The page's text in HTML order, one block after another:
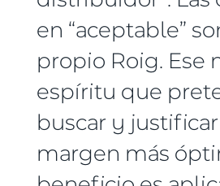
en “aceptable”
propio Roig. Ese
espíritu que
buscar y justificar
margen más